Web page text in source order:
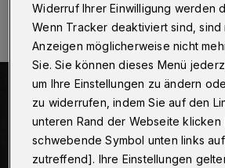
Widerruf Ihrer Einwilligung werden
Wenn Tracker deaktiviert sind, sind
Anzeigen möglicherweise nicht
Sie. Sie können dieses Menü
um Ihre Einstellungen zu ändern
zu widerrufen, indem Sie auf den
unteren Rand der Webseite
schwebende Symbol unten links
zutreffend]. Ihre Einstellungen